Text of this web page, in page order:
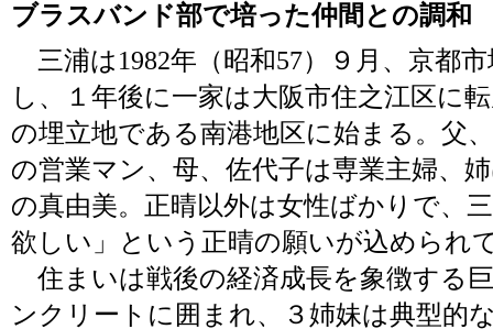
ブラスバンド部で培った仲間との調和
三浦は1982年（昭和57）９月、京都
し、１年後に一家は大阪市住之江区に
の埋立地である南港地区に始まる。父
の営業マン、母、佐代子は専業主婦、
の真由美。正晴以外は女性ばかりで、
欲しい」という正晴の願いが込められ
住まいは戦後の経済成長を象徴する
ンクリートに囲まれ、３姉妹は典型的